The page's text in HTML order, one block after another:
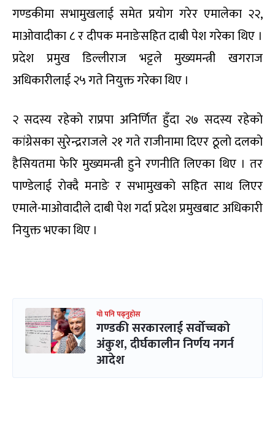
गण्डकीमा सभामुखलाई समेत प्रयाेग गरेर एमालेका २२,
माओवादीका ८ र दीपक मनाङेसहित दाबी पेश गरेका थिए ।
प्रदेश प्रमुख डिल्लीराज भट्टले मुख्यमन्त्री खगराज
अधिकारीलाई २५ गते नियुक्त गरेका थिए ।
२ सदस्य रहेकाे राप्रपा अनिर्णित हुँदा २७ सदस्य रहेकाे
कांग्रेसका सुरेन्द्रराजले २१ गते राजीनामा दिएर ठूलाे दलकाे
हैसियतमा फेरि मुख्यमन्त्री हुने रणनीति लिएका थिए । तर
पाण्डेलाई राेक्दै मनाङे र सभामुखकाे सहित साथ लिएर
एमाले-माओवादीले दाबी पेश गर्दा प्रदेश प्रमुखबाट अधिकारी
नियुक्त भएका थिए ।
यो पनि पढ्नुहोस
गण्डकी सरकारलाई सर्वोच्चको
अंकुश, दीर्घकालीन निर्णय नगर्न
आदेश